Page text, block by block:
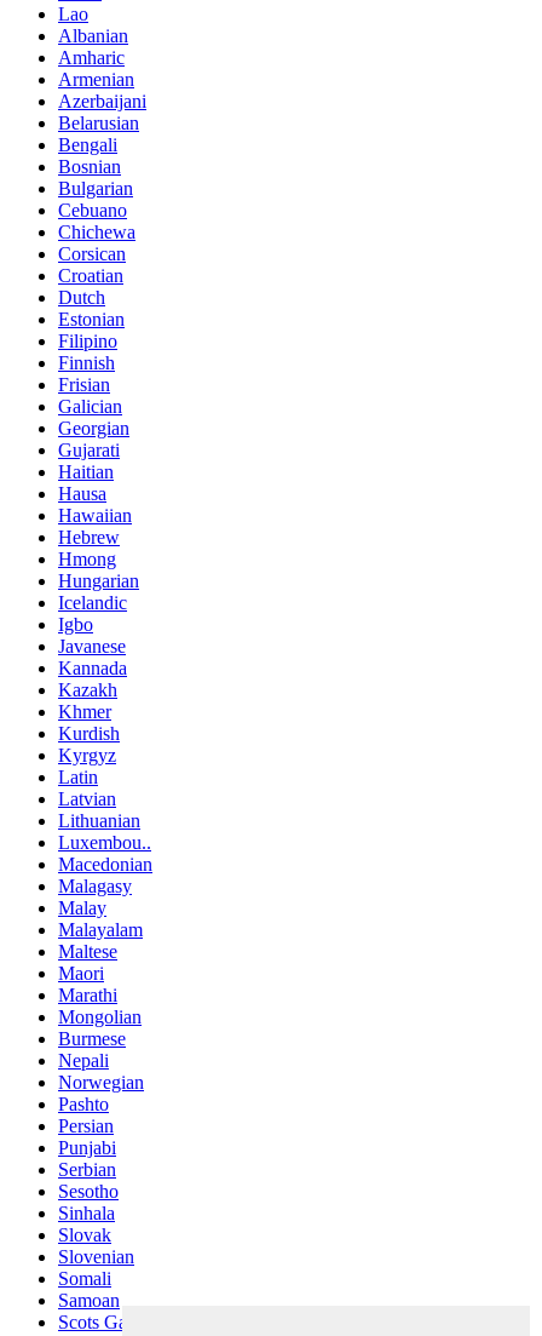
Lao
Albanian
Amharic
Armenian
Azerbaijani
Belarusian
Bengali
Bosnian
Bulgarian
Cebuano
Chichewa
Corsican
Croatian
Dutch
Estonian
Filipino
Finnish
Frisian
Galician
Georgian
Gujarati
Haitian
Hausa
Hawaiian
Hebrew
Hmong
Hungarian
Icelandic
Igbo
Javanese
Kannada
Kazakh
Khmer
Kurdish
Kyrgyz
Latin
Latvian
Lithuanian
Luxembou..
Macedonian
Malagasy
Malay
Malayalam
Maltese
Maori
Marathi
Mongolian
Burmese
Nepali
Norwegian
Pashto
Persian
Punjabi
Serbian
Sesotho
Sinhala
Slovak
Slovenian
Somali
Samoan
Scots Gaelic